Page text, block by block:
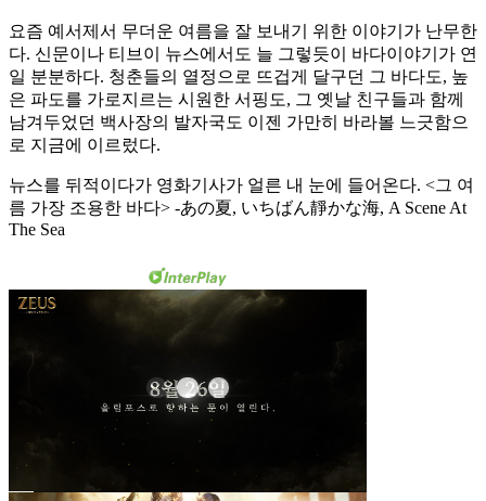
요즘 예서제서 무더운 여름을 잘 보내기 위한 이야기가 난무한
다. 신문이나 티브이 뉴스에서도 늘 그렇듯이 바다이야기가 연
일 분분하다. 청춘들의 열정으로 뜨겁게 달구던 그 바다도, 높
은 파도를 가로지르는 시원한 서핑도, 그 옛날 친구들과 함께
남겨두었던 백사장의 발자국도 이젠 가만히 바라볼 느긋함으
로 지금에 이르렀다.
뉴스를 뒤적이다가 영화기사가 얼른 내 눈에 들어온다. <그 여
름 가장 조용한 바다> -あの夏, いちばん靜かな海, A Scene At
The Sea